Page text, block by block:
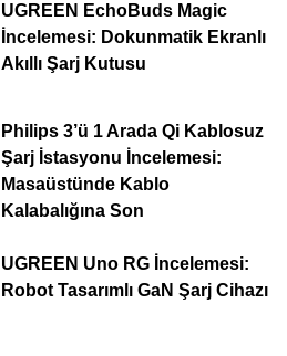
UGREEN EchoBuds Magic
İncelemesi: Dokunmatik Ekranlı
Akıllı Şarj Kutusu
Philips 3’ü 1 Arada Qi Kablosuz
Şarj İstasyonu İncelemesi:
Masaüstünde Kablo
Kalabalığına Son
UGREEN Uno RG İncelemesi:
Robot Tasarımlı GaN Şarj Cihazı